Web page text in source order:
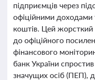
підприємців через
офіційними
коштів. Цей жорсткий
до офіційного
фінансового
банк України
значущих осіб (ПЕП),